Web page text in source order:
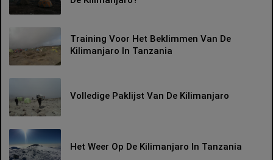
Training Voor Het Beklimmen Van De
Kilimanjaro In Tanzania
Volledige Paklijst Van De Kilimanjaro
Het Weer Op De Kilimanjaro In Tanzania